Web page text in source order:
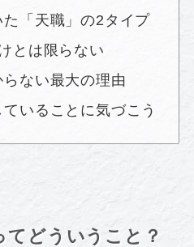
「天職」の2タイプ
とは限らない
らない最大の理由
いることに気づこう
てどういうこと？